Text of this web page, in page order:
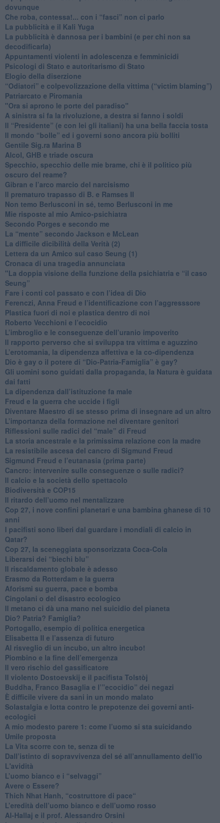
dovunque
​Che roba, contessa!... con i “fasci” non ci parlo
La pubblicità e il Kali Yuga
​La pubblicità è dannosa per i bambini (e per chi non sa
decodificarla)
​Appuntamenti violenti in adolescenza e femminicidi
​Psicologi di Stato e autoritarismo di Stato
Elogio della diserzione
“Odiatori” e colpevolizzazione della vittima (“victim blaming”)
​Patriarcato e Piromania
"Ora si aprono le porte del paradiso"
​A sinistra si fa la rivoluzione, a destra si fanno i soldi
​Il “Presidente” (e con lei gli italiani) ha una bella faccia tosta
​Il mondo “bolle” ed i governi sono ancora più bolliti
​Gentile Sig.ra Marina B
​Alcol, GHB e triade oscura
​Specchio, specchio delle mie brame, chi è il politico più
oscuro del reame?
​Gibran e l’arco marcio del narcisismo
​Il prematuro trapasso di B. e Ramses II
​Non temo Berlusconi in sé, temo Berlusconi in me
​Mie risposte al mio Amico-psichiatra
​Secondo Porges e secondo me
​La “mente” secondo Jackson e McLean
La difficile dicibilità della Verità (2)
​Lettera da un Amico sul caso Seung (1)
​Cronaca di una tragedia annunciata
"​La doppia visione della funzione della psichiatria e “il caso
Seung”
​Fare i conti col passato e con l’idea di Dio
​Ferenczi, Anna Freud e l’identificazione con l’aggresssore
Plastica fuori di noi e plastica dentro di noi
​Roberto Vecchioni e l’ecocidio
​L’imbroglio e le conseguenze dell’uranio impoverito
​Il rapporto perverso che si sviluppa tra vittima e aguzzino
L’erotomania, la dipendenza affettiva e la co-dipendenza
​Dio è gay o il potere di “Dio-Patria-Famiglia” è gay?
​Gli uomini sono guidati dalla propaganda, la Natura è guidata
dai fatti
La dipendenza dall’istituzione fa male
​Freud e la guerra che uccide i figli
​Diventare Maestro di se stesso prima di insegnare ad un altro
L’importanza della formazione nel diventare genitori
Riflessioni sulle radici del “male” di Freud
​La storia ancestrale e la primissima relazione con la madre
​La resistibile ascesa del cancro di Sigmund Freud
Sigmund Freud e l’eutanasia (prima parte)
Cancro: intervenire sulle conseguenze o sulle radici?
​Il calcio e la società dello spettacolo
Biodiversità e COP15
​Il ritardo dell’uomo nel mentalizzare
​Cop 27, i nove confini planetari e una bambina ghanese di 10
anni
​I pacifisti sono liberi dal guardare i mondiali di calcio in
Qatar?
​Cop 27, la sceneggiata sponsorizzata Coca-Cola
​Liberarsi dei “biechi blu”
Il riscaldamento globale è adesso
​Erasmo da Rotterdam e la guerra
​Aforismi su guerra, pace e bomba
Cingolani o del disastro ecologico
​Il metano ci dà una mano nel suicidio del pianeta
​Dio? Patria? Famiglia?
Portogallo, esempio di politica energetica
​Elisabetta II e l’assenza di futuro
Al risveglio di un incubo, un altro incubo!
​Piombino e la fine dell’emergenza
​Il vero rischio del gassificatore
​Il violento Dostoevskij e il pacifista Tolstòj
​Buddha, Franco Basaglia e l’”ecocidio” dei negazi
​È difficile vivere da sani in un mondo malato
Solastalgia e lotta contro le prepotenze dei governi anti-
ecologici
​A mio modesto parere 1: come l’uomo si sta suicidando
​Umile proposta
​La Vita scorre con te, senza di te
​Dall’istinto di sopravvivenza del sé all’annullamento dell'io
L'avidità
​L’uomo bianco e i “selvaggi”
​Avere o Essere?
​Thich Nhat Hanh, “costruttore di pace“
​L’eredità dell’uomo bianco e dell’uomo rosso
Al-Hallaj e il prof. Alessandro Orsini